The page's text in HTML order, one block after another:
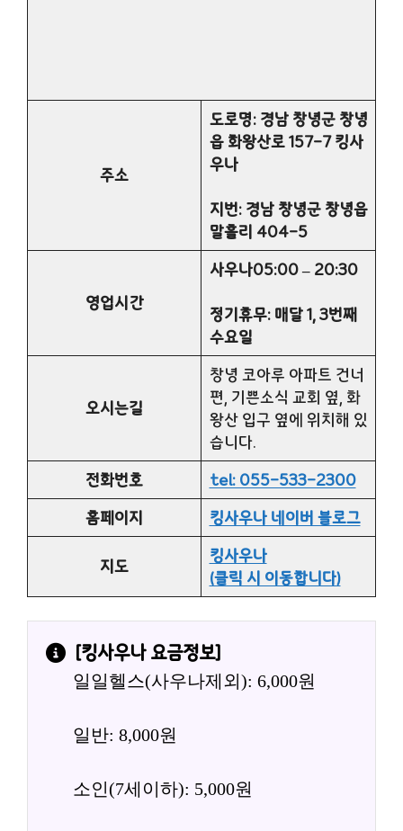
주소
도로명: 경남 창녕군 창녕
읍 화왕산로 157-7 킹사
우나
지번: 경남 창녕군 창녕읍
말흘리 404-5
영업시간
사우나05:00 – 20:30
정기휴무: 매달 1, 3번째
수요일
오시는길
창녕 코아루 아파트 건너
편, 기쁜소식 교회 옆, 화
왕산 입구 옆에 위치해 있
습니다.
전화번호
tel: 055-533-2300
홈페이지
킹사우나 네이버 블로그
지도
킹사우나
(클릭 시 이동합니다)
[킹사우나 요금정보]
일일헬스(사우나제외): 6,000원
일반: 8,000원
소인(7세이하): 5,000원